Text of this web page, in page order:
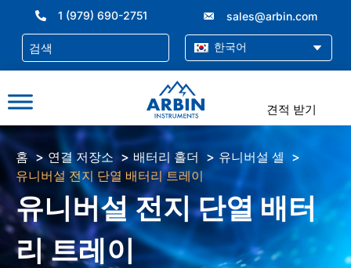
너
기
1 (979) 690-2751 sales@arbin.com
한국어
견적 받기
홈 연결 저장소 배터리 홀더
유니버설 셀
유니버설 전지 단열 배터리 트레이
유니버설 전지 단열 배터
리 트레이